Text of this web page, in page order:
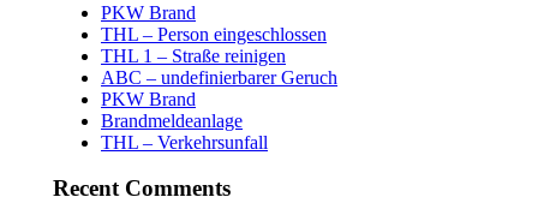
PKW Brand
THL – Person eingeschlossen
THL 1 – Straße reinigen
ABC – undefinierbarer Geruch
PKW Brand
Brandmeldeanlage
THL – Verkehrsunfall
Recent Comments